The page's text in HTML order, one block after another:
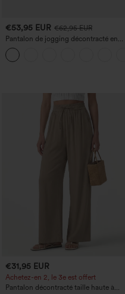
€53,95 EUR €62,95 EUR
Pantalon de jogging décontracté en
French terry à imprimé denim, taille mi-
haute, style jean, avec poches
€31,95 EUR
Achetez-en 2, le 3e est offert
Pantalon décontracté taille haute à